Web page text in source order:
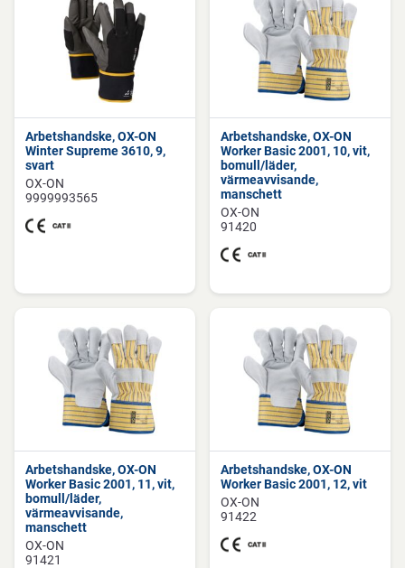
Arbetshandske, OX-ON
Winter Supreme 3610, 9,
svart
OX-ON
9999993565
Arbetshandske, OX-ON
Worker Basic 2001, 10, vit,
bomull/läder,
värmeavvisande,
manschett
OX-ON
91420
Arbetshandske, OX-ON
Worker Basic 2001, 11, vit,
bomull/läder,
värmeavvisande,
manschett
OX-ON
91421
Arbetshandske, OX-ON
Worker Basic 2001, 12, vit
OX-ON
91422